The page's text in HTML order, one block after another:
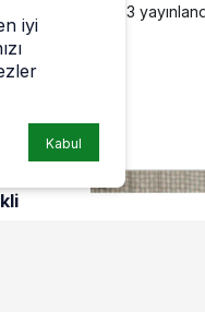
Ağustos 2016, 12:13
iyi
Kabul